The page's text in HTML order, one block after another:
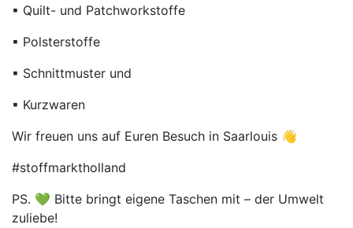
▪ Quilt- und Patchworkstoffe
▪ Polsterstoffe
▪ Schnittmuster und
▪ Kurzwaren
Wir freuen uns auf Euren Besuch in Saarlouis 👋
#stoffmarktholland
PS. 💚 Bitte bringt eigene Taschen mit – der Umwelt
zuliebe!